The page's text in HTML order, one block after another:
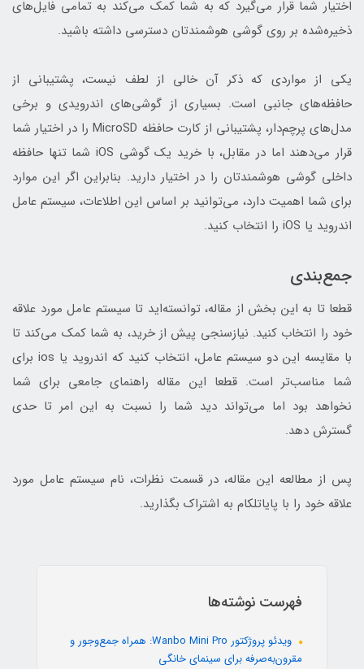
اختیار شما قرار می‌گیرد که به شما کمک می‌کند به تمامی فایل‌های
ذخیره‌شده بر روی گوشی هوشمندتان دسترسی داشته باشید.
یکی از مواردی که ذکر آن خالی از لطف نیست، پشتیبانی از
حافظه‌های جانبی است. بسیاری از گوشی‌های اندرویدی و برخی
مدل‌های پرچم‌دار، پشتیبانی از کارت حافظه MicroSD را در اختیار شما
قرار می‌دهند اما در مقابل، با خرید یک گوشی iOS شما تنها حافظه
داخلی گوشی هوشمندتان را در اختیار دارید. بنابراین اگر این موارد
برای شما اهمیت دارد، می‌توانید بر اساس این اطلاعات، سیستم عامل
اندروید یا iOS را انتخاب کنید.
جمع‌بندی
قطعا تا به این بخش از مقاله، توانسته‌اید تا سیستم عامل مورد علاقه
خود را انتخاب کنید. نیازسنجی پیش از خرید، به شما کمک می‌کند تا
با مقایسه این دو سیستم عامل، انتخاب کنید که اندروید یا ios برای
شما مناسب‌تر است. قطعا این مقاله راهنمای جامعی برای شما
نخواهد بود اما می‌تواند دید شما را نسبت به این امر تا حدی
گسترش دهد.
پس از مطالعه این مقاله، در قسمت نظرات، نام سیستم عامل مورد
علاقه خود را با پایاتلکام به اشتراک بگذارید.
فهرست نوشته‌ها
ویدئو پروژکتور Wanbo Mini Pro: همراه جمع‌وجور و
مقرون‌به‌صرفه برای سینمای خانگی